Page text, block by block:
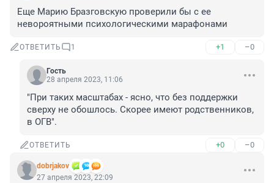
Еще Марию Бразговскую проверили бы с ее
невороятными психологическими марафонами
ОТВЕТИТЬ 1 +1 –0
Гость
28 апреля 2023, 11:06
"При таких масштабах - ясно, что без поддержки
сверху не обошлось. Скорее имеют родственников,
в ОГВ".
ОТВЕТИТЬ +0 –0
dobrjakov
27 апреля 2023, 22:09